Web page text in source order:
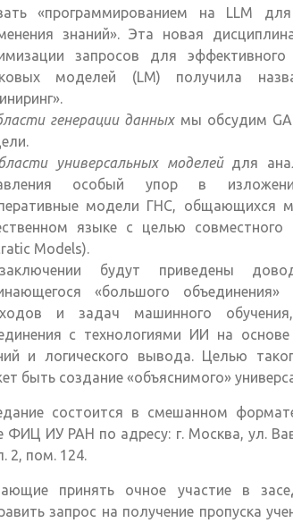
«программированием на LLM
знаний». Эта новая
запросов для эффективного
моделей (LM) получила
генерации данныхмы обсудим
универсальных моделейдля
особый упор в
модели ГНС, общающихся
языке с целью совместного
Models).
будут приведены
«большого объединения»
и задач машинного
с технологиями ИИ на
и логического вывода. Целью
быть создание «объяснимого»
состоится в смешанном
ФИЦ ИУ РАН по адресу: г. Москва, ул.
2, пом. 124.
принять очное участие в
запрос на получение пропуска